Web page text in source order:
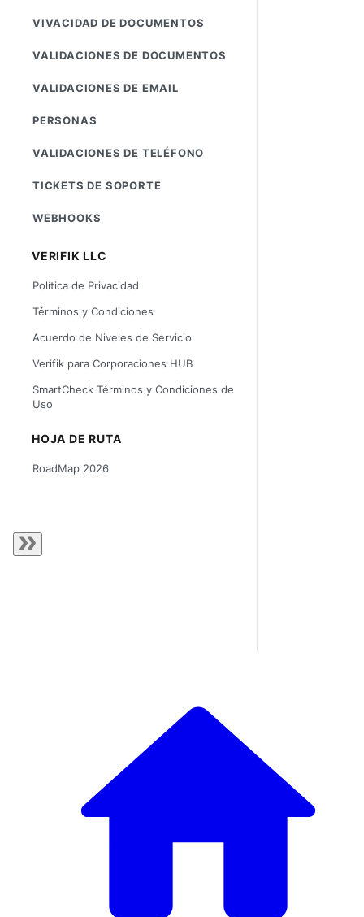
VIVACIDAD DE DOCUMENTOS
VALIDACIONES DE DOCUMENTOS
VALIDACIONES DE EMAIL
PERSONAS
VALIDACIONES DE TELÉFONO
TICKETS DE SOPORTE
WEBHOOKS
VERIFIK LLC
Política de Privacidad
Términos y Condiciones
Acuerdo de Niveles de Servicio
Verifik para Corporaciones HUB
SmartCheck Términos y Condiciones de
Uso
HOJA DE RUTA
RoadMap 2026